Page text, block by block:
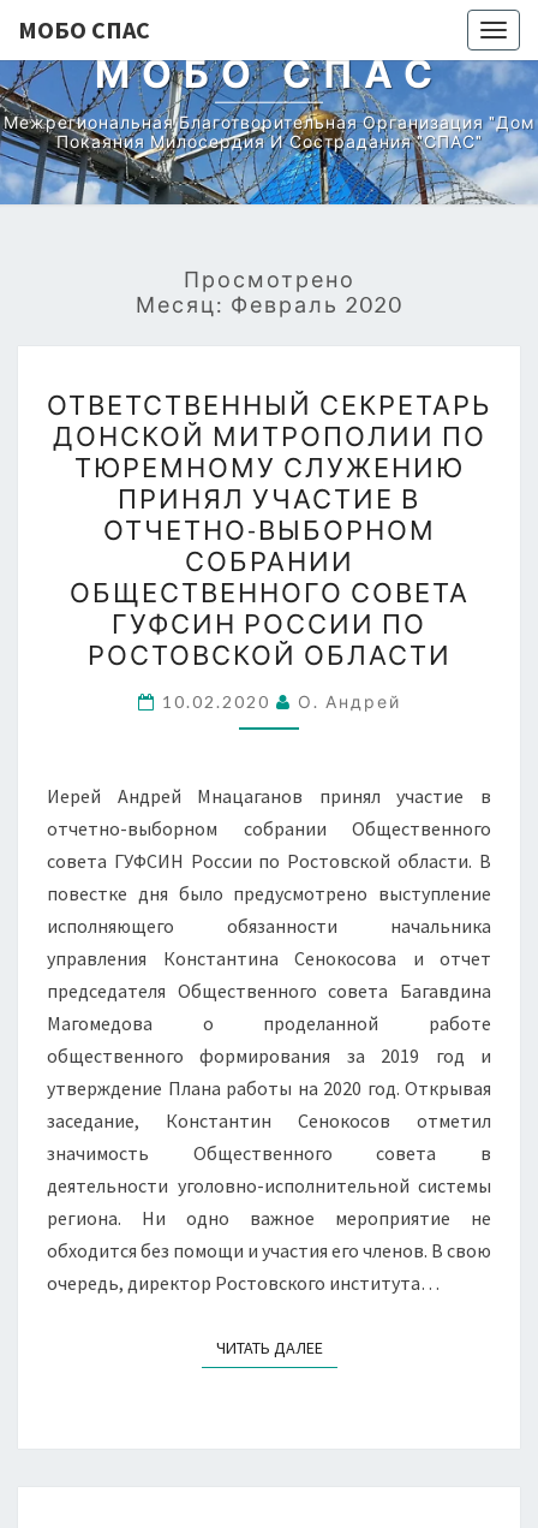
МОБО СПАС
МОБО СПАС
Межрегиональная Благотворительная Организация "Дом
Покаяния Милосердия И Сострадания "СПАС"
Просмотрено
Месяц: Февраль 2020
СЕКРЕТАРЬ
ДОНСКОЙ
МИТРОПОЛИИ
ПО
ТЮРЕМНОМУ
СЛУЖЕНИЮ
ПРИНЯЛ
УЧАСТИЕ
В
ОТЧЕТНО-
ВЫБОРНОМ
ОБЩЕСТВЕННОГО
СОВЕТА
ГУФСИН
РОССИИ
ПО
РОСТОВСКОЙ
ОБЛАСТИ
ОТВЕТСТВЕННЫЙ СЕКРЕТАРЬ
ДОНСКОЙ МИТРОПОЛИИ ПО
ТЮРЕМНОМУ СЛУЖЕНИЮ
ПРИНЯЛ УЧАСТИЕ В
ОТЧЕТНО-ВЫБОРНОМ
СОБРАНИИ
ОБЩЕСТВЕННОГО СОВЕТА
ГУФСИН РОССИИ ПО
РОСТОВСКОЙ ОБЛАСТИ
10.02.2020 О. Андрей
Иерей Андрей Мнацаганов принял участие в
отчетно-выборном собрании Общественного
совета ГУФСИН России по Ростовской области. В
повестке дня было предусмотрено выступление
исполняющего обязанности начальника
управления Константина Сенокосова и отчет
председателя Общественного совета Багавдина
Магомедова о проделанной работе
общественного формирования за 2019 год и
утверждение Плана работы на 2020 год. Открывая
заседание, Константин Сенокосов отметил
значимость Общественного совета в
деятельности уголовно-исполнительной системы
региона. Ни одно важное мероприятие не
обходится без помощи и участия его членов. В свою
очередь, директор Ростовского института…
ЧИТАТЬ ДАЛЕЕЧИТАТЬ ДАЛЕЕ